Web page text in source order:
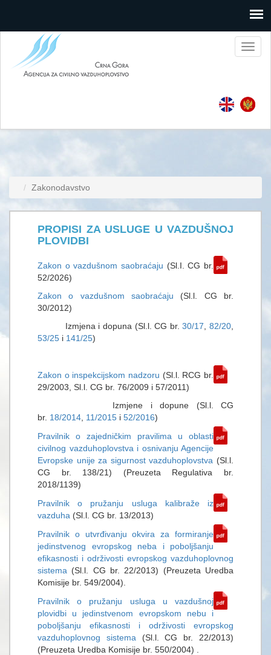
Zakonodavstvo
PROPISI ZA USLUGE U VAZDUŠNOJ
PLOVIDBI
Zakon o vazdušnom saobraćaju (Sl.I. CG br.
52/2026)
Zakon o vazdušnom saobraćaju (Sl.l. CG br.
30/2012)
Izmjena i dopuna (Sl.l. CG br.30/17 ,82/20
53/25 i 141/25)
Zakon o inspekcijskom nadzoru (Sl.l. RCG br.
29/2003, Sl.l. CG br. 76/2009 i 57/2011)
Izmjene i dopune (Sl.l. CG
br. 18/2014 11/2015 i 52/2016)
Pravilnik o zajedničkim pravilima u oblasti
civilnog vazduhoplovstva i osnivanju Agencije
Evropske unije za sigurnost vazduhoplovstva (Sl.l.
CG br. 138/21) (Preuzeta Regulativa br.
2018/1139)
Pravilnik o pružanju usluga kalibraže iz
vazduha (Sl.l. CG br. 13/2013)
Pravilnik o utvrđivanju okvira za formiranje
jedinstvenog evropskog neba i pоbоlјšаnju
efikasnosti i оdrživоsti еvrоpskоg vаzduhоplоvnоg
sistеmа (Sl.l. CG br. 22/2013) (Preuzeta Uredba
Komisije br. 549/2004).
Pravilnik o pružanju usluga u vazdušnoj
plovidbi u jedinstvenom evropskom nebu i
pоbоlјšаnju efikasnosti i оdrživоsti еvrоpskоg
vаzduhоplоvnоg sistеmа (Sl.l. CG br. 22/2013)
(Preuzeta Uredba Komisije br. 550/2004) .